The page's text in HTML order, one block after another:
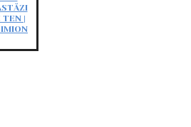
TEN |